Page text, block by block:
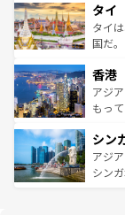
リテ
覧を
急速
ーチ
醸し
とつ
ひ現
が旅
参照し
タイ
タイ
国だ
の活
帯で
いビ
激す
が待
た文
香港
アジ
もっ
み、
てお
うな
シン
アジ
シン